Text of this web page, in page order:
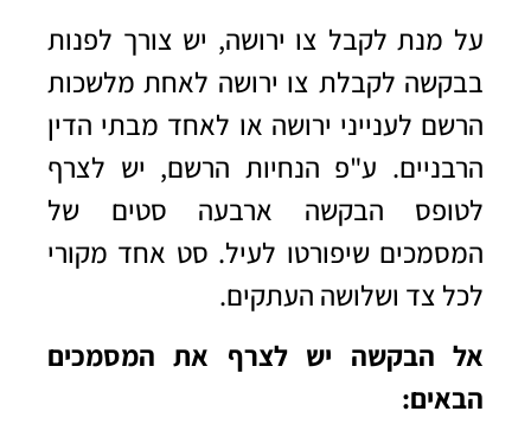
על מנת לקבל צו ירושה, יש צורך לפנות
בבקשה לקבלת צו ירושה לאחת מלשכות
הרשם לענייני ירושה או לאחד מבתי הדין
הרבניים. ע"פ הנחיות הרשם, יש לצרף
לטופס הבקשה ארבעה סטים של
המסמכים שיפורטו לעיל. סט אחד מקורי
לכל צד ושלושה העתקים.
אל הבקשה יש לצרף את המסמכים
הבאים: